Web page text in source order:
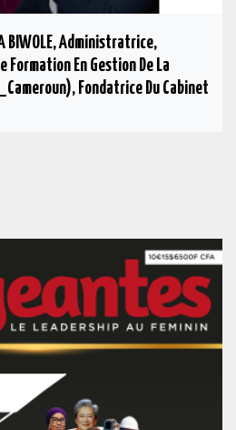
BIWOLE, Administratrice,
Formation En Gestion De La
Fondatrice Du Cabinet